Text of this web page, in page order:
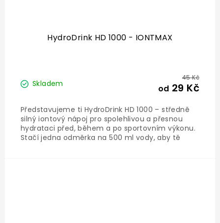
HydroDrink HD 1000 - IONTMAX
Skladem
45 Kč
od 29 Kč
Představujeme ti HydroDrink HD 1000 – středně
silný iontový nápoj pro spolehlivou a přesnou
hydrataci před, během a po sportovním výkonu.
Stačí jedna odměrka na 500 ml vody, aby tě